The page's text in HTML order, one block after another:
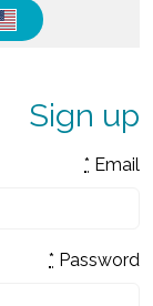
Sign up
Email
*
Password
*